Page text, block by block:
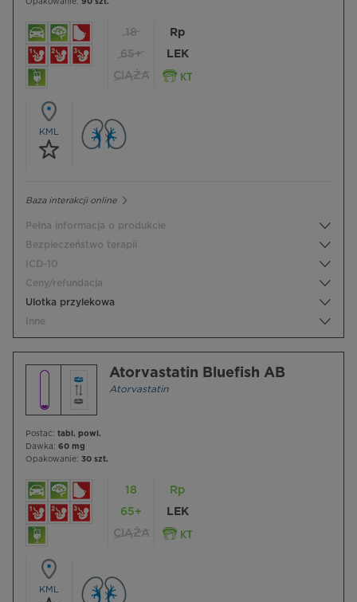
Opakowanie: 90 szt.
18
65+
CIĄŻA
Rp
LEK
KML
Baza interakcji online
Pełna informacja o produkcie
Bezpieczeństwo terapii
ICD-10
Ceny/refundacja
Ulotka przylekowa
Inne
Atorvastatin Bluefish AB
Atorvastatin
Postać: tabl. powl.
Dawka: 60 mg
Opakowanie: 30 szt.
18
65+
CIĄŻA
Rp
LEK
KML